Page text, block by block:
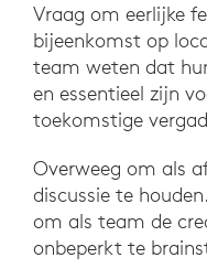
Vraag om eerlijke
bijeenkomst op
team weten dat
en essentieel zijn
toekomstige
Overweeg om als
discussie te
om als team de
onbeperkt te